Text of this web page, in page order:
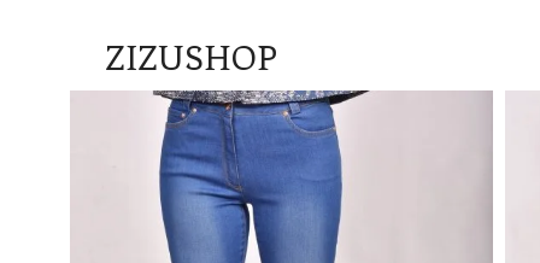
ZIZUSHOP